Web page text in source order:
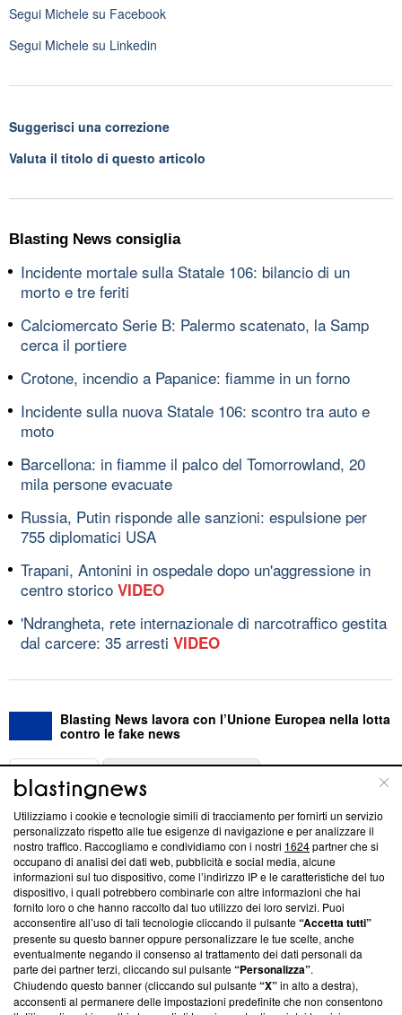
Segui Michele su Facebook
Segui Michele su Linkedin
Suggerisci una correzione
Valuta il titolo di questo articolo
Blasting News consiglia
Incidente mortale sulla Statale 106: bilancio di un
morto e tre feriti
Calciomercato Serie B: Palermo scatenato, la Samp
cerca il portiere
Crotone, incendio a Papanice: fiamme in un forno
Incidente sulla nuova Statale 106: scontro tra auto e
moto
Barcellona: in fiamme il palco del Tomorrowland, 20
mila persone evacuate
Russia, Putin risponde alle sanzioni: espulsione per
755 diplomatici USA
Trapani, Antonini in ospedale dopo un'aggressione in
centro storico VIDEO
'Ndrangheta, rete internazionale di narcotraffico gestita
dal carcere: 35 arresti VIDEO
Blasting News lavora con l’Unione Europea nella lotta
contro le fake news
ABOUT
Questa sezione offre informazioni trasparenti su Blasting
News, sui nostri processi editoriali e su come ci impegniamo a
creare news di qualità. Inoltre, afferma la nostra aderenza a
‘Trust Project - News with Integrity’Blasting News non è
ancora membro del programma, ma ha richiesto di farne
parte; Trust Project non ha ancora effettuato una verifica di
conformità agli standard.
Su di noi
Team editoriale
Utilizziamo i cookie e tecnologie simili di tracciamento per fornirti un servizio
personalizzato rispetto alle tue esigenze di navigazione e per analizzare il
nostro traffico. Raccogliamo e condividiamo con i nostri 1624partner che si
occupano di analisi dei dati web, pubblicità e social media, alcune
informazioni sul tuo dispositivo, come l’indirizzo IP e le caratteristiche del tuo
dispositivo, i quali potrebbero combinarle con altre informazioni che hai
fornito loro o che hanno raccolto dal tuo utilizzo dei loro servizi. Puoi
acconsentire all’uso di tali tecnologie cliccando il pulsante“Accetta tutti”
presente su questo banner oppure personalizzare le tue scelte, anche
eventualmente negando il consenso al trattamento dei dati personali da
parte dei partner terzi, cliccando sul pulsante“Personalizza”.
Chiudendo questo banner (cliccando sul pulsante“X”in alto a destra),
acconsenti al permanere delle impostazioni predefinite che non consentono